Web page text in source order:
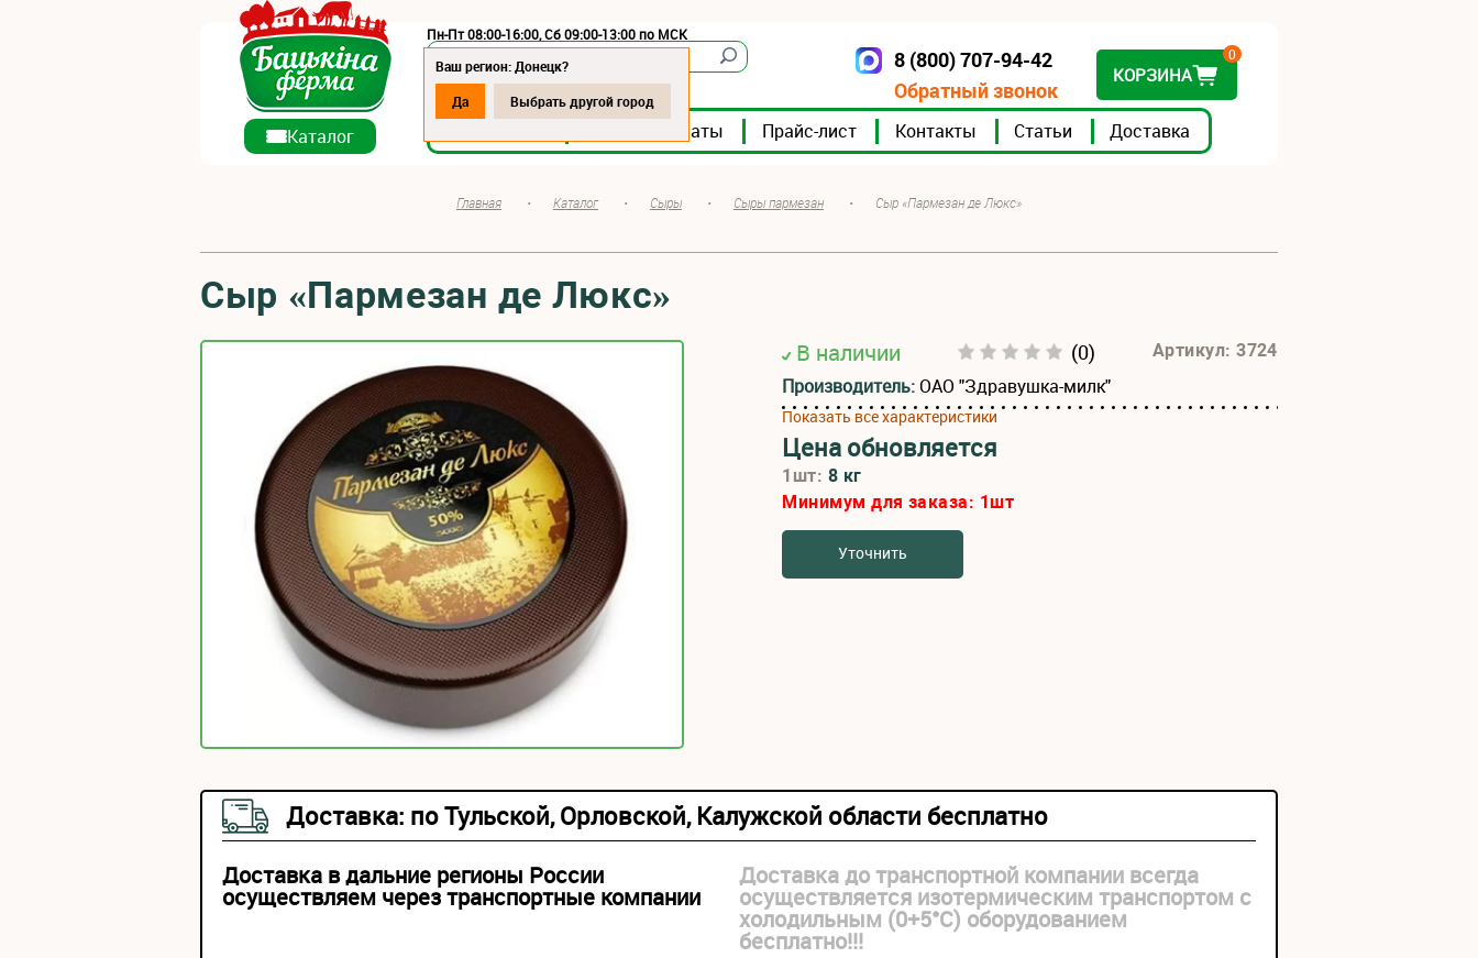
Пн-Пт 08:00-16:00, Сб 09:00-13:00 по МСК
Мясокомбинаты Прайс-лист Контакты Статьи Доставка
8 (800) 707-94-42
Обратный звонок
КОРЗИНА
0
Ваш регион: Донецк?
Да
Выбрать другой город
Каталог
Главная • Каталог • Сыры • Сыры пармезан • Сыр «Пармезан де Люкс»
Сыр «Пармезан де Люкс»
В наличии (0) Артикул: 3724
Производитель:ОАО "Здравушка-милк"
Показать все характеристики
Цена обновляется
1шт: 8 кг
Минимум для заказа: 1шт
Уточнить
Доставка: по Тульской, Орловской, Калужской области бесплатно
Доставка в дальние регионы России
осуществляем через транспортные компании
Доставка до транспортной компании всегда
осуществляется изотермическим транспортом с
холодильным (0+5°С) оборудованием
бесплатно!!!